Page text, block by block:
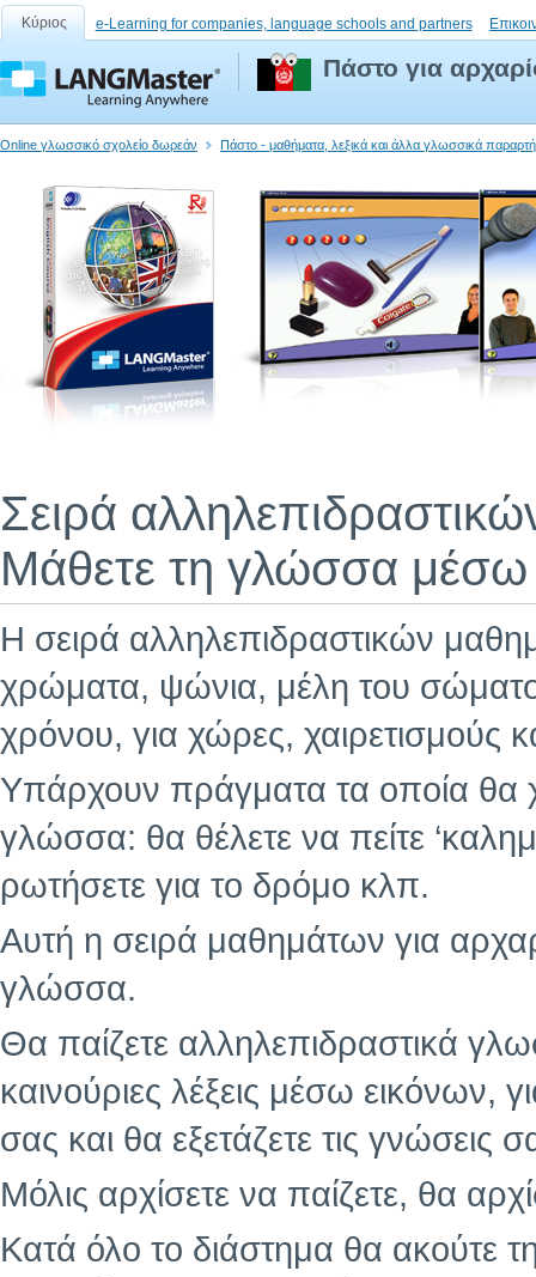
Κύριος e-Learning for companies, language schools and partners
Πάστο για
Online γλωσσικό σχολείο δωρεάν Πάστο - μαθήματα, λεξικά και άλλα γλωσσικά
Σειρά
Μάθετε τη γλώσσα μέσω
Η σειρά αλληλεπιδραστικών
χρώματα, ψώνια, μέλη του
χρόνου, για χώρες, χαιρετισμούς
Υπάρχουν πράγματα τα οποία θα
γλώσσα: θα θέλετε να πείτε
ρωτήσετε για το δρόμο κλπ.
Αυτή η σειρά μαθημάτων για
γλώσσα.
Θα παίζετε αλληλεπιδραστικά
καινούριες λέξεις μέσω εικόνων,
σας και θα εξετάζετε τις γνώσεις
Μόλις αρχίσετε να παίζετε, θα
Κατά όλο το διάστημα θα ακούτε